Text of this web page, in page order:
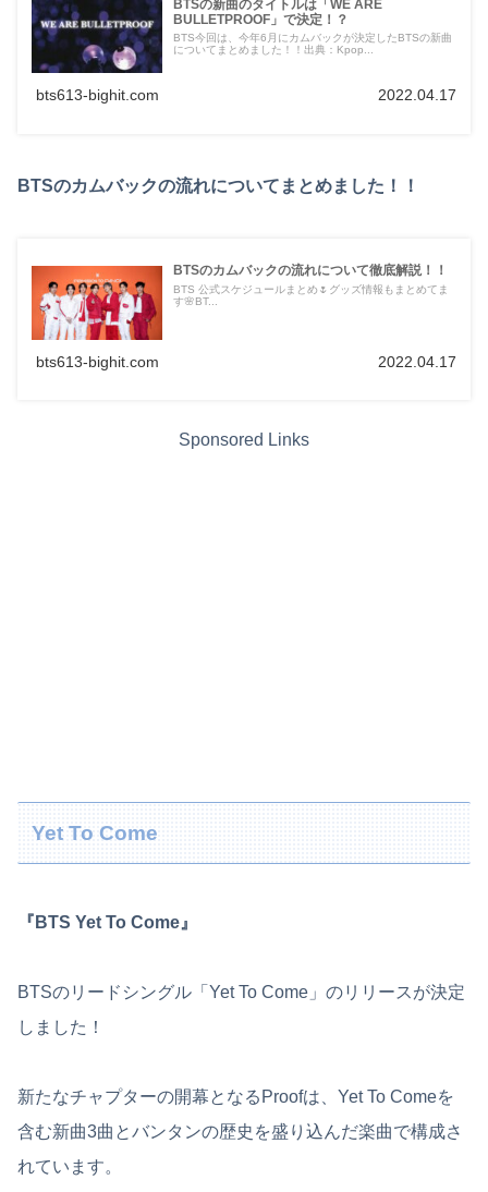
BTSの新曲のタイトルは「WE ARE
BULLETPROOF」で決定！？
BTS今回は、今年6月にカムバックが決定したBTSの新曲
についてまとめました！！出典：Kpop...
bts613-bighit.com 2022.04.17
BTSのカムバックの流れについてまとめました！！
BTSのカムバックの流れについて徹底解説！！
BTS 公式スケジュールまとめ🌷グッズ情報もまとめてま
す🌸BT...
bts613-bighit.com 2022.04.17
Sponsored Links
Yet To Come
『BTS Yet To Come』
BTSのリードシングル「Yet To Come」のリリースが決定
しました！
新たなチャプターの開幕となるProofは、Yet To Comeを
含む新曲3曲とバンタンの歴史を盛り込んだ楽曲で構成さ
れています。